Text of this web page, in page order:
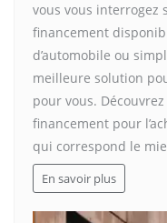
vous vous interrogez
financement
d’automobile ou
meilleure solution
pour vous.
financement pour
qui correspond le
En savoir plus